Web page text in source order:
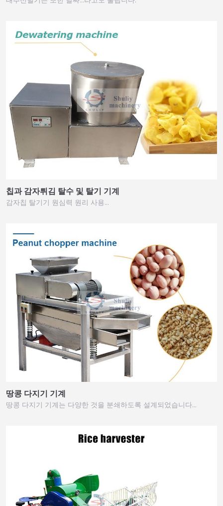
칩과 감자튀김 탈수 및 탈기 기계
감자칩 탈기기 원심력 원리 사용…
땅콩 다지기 기계
땅콩 다지기 기계는 다양한 것을 분쇄하도록 설계되었습니다…